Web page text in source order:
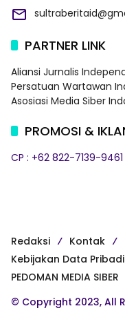
PARTNER LINK
Aliansi Jurnalis
Persatuan Wartawan
Asosiasi Media Siber
PROMOSI &
CP : +62 822-7139-9461
Redaksi Kontak
Kebijakan Data Pribadi
PEDOMAN MEDIA SIBER
© Copyright 2023, All